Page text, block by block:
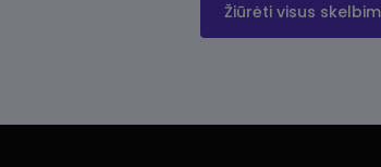
Žiūrėti visus